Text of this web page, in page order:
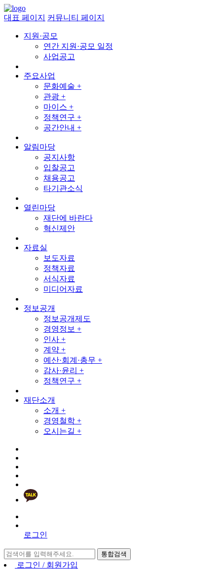
대표 페이지 커뮤니티 페이지
지원·공모
연간 지원·공모 일정
사업공고
주요사업
문화예술 +
관광 +
마이스 +
정책연구 +
공간안내 +
알림마당
공지사항
입찰공고
채용공고
타기관소식
열린마당
재단에 바란다
혁신제안
자료실
보도자료
정책자료
서식자료
미디어자료
정보공개
정보공개제도
경영정보 +
인사 +
계약 +
예산·회계·총무 +
감사·윤리 +
정책연구 +
재단소개
소개 +
경영철학 +
오시는길 +
로그인
통합검색
로그인 / 회원가입